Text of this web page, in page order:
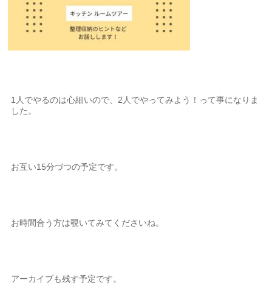
1人でやるのは心細いので、2人でやってみよう！って事になりま
した。
お互い15分づつの予定です。
お時間合う方は覗いてみてくださいね。
アーカイブも残す予定です。